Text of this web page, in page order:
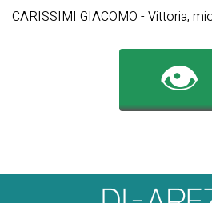
CARISSIMI GIACOMO - Vittoria,
👁️